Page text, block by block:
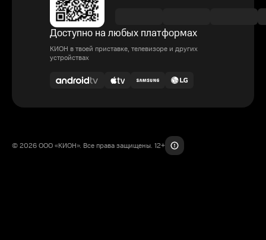
Доступно на любых платформах
КИОН в твоей приставке, телевизоре и других
устройствах
© 2026 ООО «КИОН». Все права защищены. 12+